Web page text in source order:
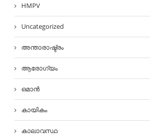
HMPV
Uncategorized
അന്താരാഷ്ട്രം
ആരോഗ്യം
ഒമാൻ
കായികം
കാലാവസ്ഥ